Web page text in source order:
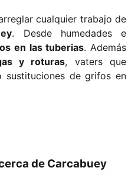
cualquier trabajo de
. Desde humedades e
en las tuberias. Además
y roturas, vaters que
de grifos en
de Carcabuey